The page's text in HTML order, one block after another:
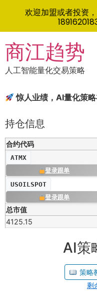
to
content
商江趋势
人工智能量化交易策略
惊人业绩，AI量化策
持仓信息
合约代码
ATMX
登录跟单
USOILSPOT
登录跟单
总市值
4125.15
AI策
策略
剩
欢迎加盟或者投资